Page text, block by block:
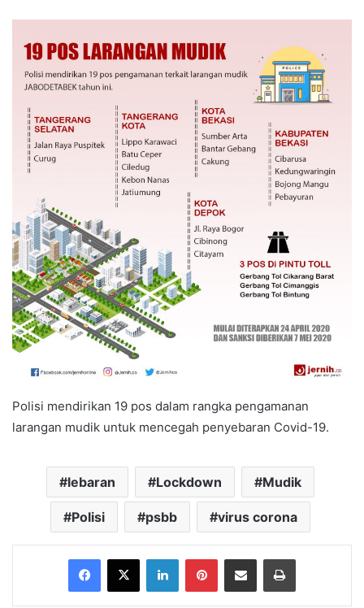
Polisi mendirikan 19 pos dalam rangka pengamanan
larangan mudik untuk mencegah penyebaran Covid-19.
lebaran Lockdown Mudik
Polisi psbb virus corona
Facebook
X LinkedInPinterestShare via Email Print